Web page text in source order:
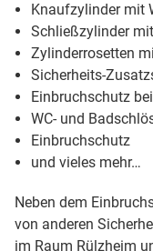
Knaufzylinder mit
Schließzylinder
Zylinderrosetten
Sicherheits-
Einbruchschutz
WC- und
Einbruchschutz
und vieles mehr…
Neben dem
von anderen
im Raum Rülzheim